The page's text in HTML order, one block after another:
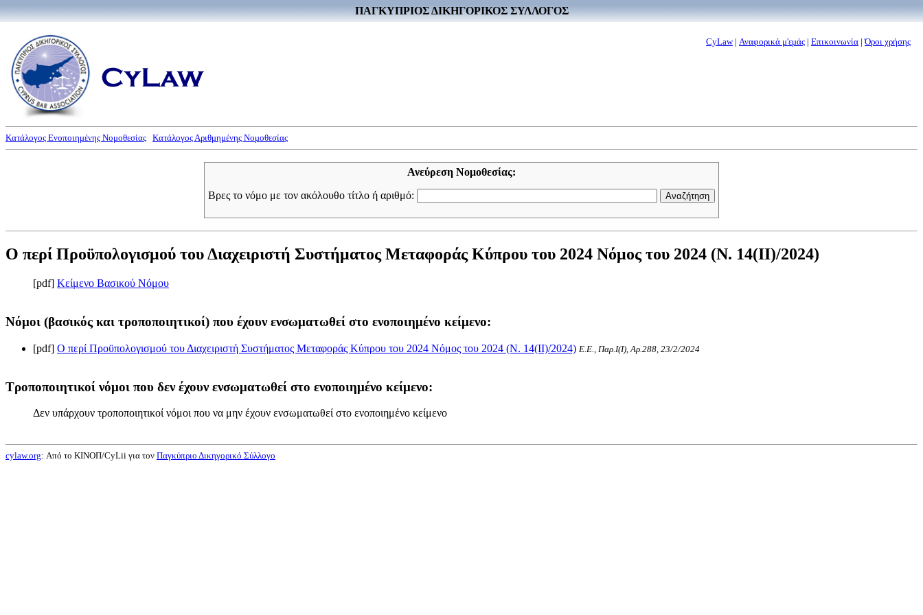
ΠΑΓΚΥΠΡΙΟΣ ΔΙΚΗΓΟΡΙΚΟΣ ΣΥΛΛΟΓΟΣ
CyLaw| Αναφορικά μ'εμάς | Επικοινωνία |Όροι χρήσης
Κατάλογος Ενοποιημένης Νομοθεσίας Κατάλογος Αριθμημένης Νομοθεσίας
Ανεύρεση Νομοθεσίας:
Βρες το νόμο με τον ακόλουθο τίτλο ή αριθμό:
Ο περί Προϋπολογισμού του Διαχειριστή Συστήματος Μεταφοράς Κύπρου του 2024 Νόμος του 2024 (Ν. 14(II)/2024)
[pdf] Κείμενο Βασικού Νόμου
Νόμοι (βασικός και τροποποιητικοί) που έχουν ενσωματωθεί στο ενοποιημένο κείμενο:
[pdf] Ο περί Προϋπολογισμού του Διαχειριστή Συστήματος Μεταφοράς Κύπρου του 2024 Νόμος του 2024 (Ν. 14(II)/2024) Ε.Ε., Παρ.Ι(I), Αρ.288, 23/2/2024
Τροποποιητικοί νόμοι που δεν έχουν ενσωματωθεί στο ενοποιημένο κείμενο:
Δεν υπάρχουν τροποποιητικοί νόμοι που να μην έχουν ενσωματωθεί στο ενοποιημένο κείμενο
cylaw.org: Από το ΚΙΝOΠ/CyLii για τον Παγκύπριο Δικηγορικό Σύλλογο